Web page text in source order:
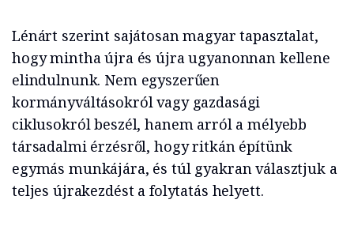
Lénárt szerint sajátosan magyar tapasztalat,
hogy mintha újra és újra ugyanonnan kellene
elindulnunk. Nem egyszerűen
kormányváltásokról vagy gazdasági
ciklusokról beszél, hanem arról a mélyebb
társadalmi érzésről, hogy ritkán építünk
egymás munkájára, és túl gyakran választjuk a
teljes újrakezdést a folytatás helyett.